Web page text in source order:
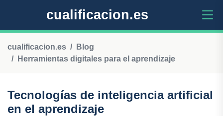
cualificacion.es
cualificacion.es
Blog
Herramientas digitales para el aprendizaje
Tecnologías de inteligencia artificial
en el aprendizaje